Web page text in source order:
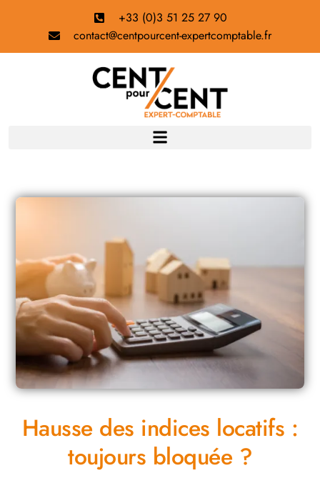
+33 (0)3 51 25 27 90
contact@centpourcent-expertcomptable.fr
Hausse des indices locatifs :
toujours bloquée ?